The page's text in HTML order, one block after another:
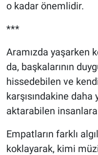
o kadar önemlidir.
***
Aramızda yaşarken
da, başkalarının
hissedebilen ve
karşısındakine
aktarabilen insanlara
Empatların farklı
koklayarak, kimi